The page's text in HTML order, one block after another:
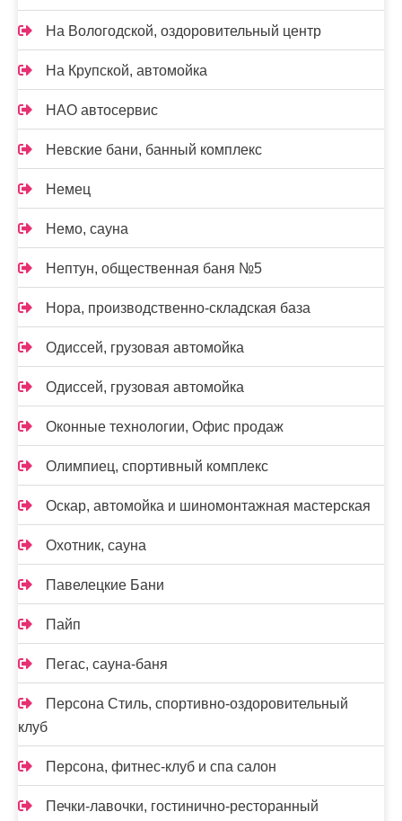
На Вологодской, оздоровительный центр
На Крупской, автомойка
НАО автосервис
Невские бани, банный комплекс
Немец
Немо, сауна
Нептун, общественная баня №5
Нора, производственно-складская база
Одиссей, грузовая автомойка
Одиссей, грузовая автомойка
Оконные технологии, Офис продаж
Олимпиец, спортивный комплекс
Оскар, автомойка и шиномонтажная мастерская
Охотник, сауна
Павелецкие Бани
Пайп
Пегас, сауна-баня
Персона Стиль, спортивно-оздоровительный
клуб
Персона, фитнес-клуб и спа салон
Печки-лавочки, гостинично-ресторанный